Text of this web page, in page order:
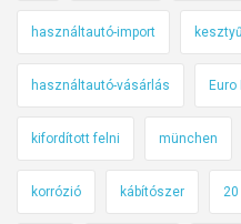
használtautó-import
használtautó-vásárlás Euro
kifordított felni münchen
korrózió kábítószer 20